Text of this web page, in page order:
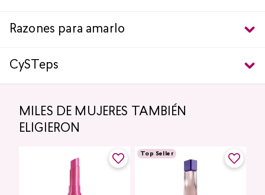
Razones para amarlo
CySTeps
MILES DE MUJERES TAMBIÉN
ELIGIERON
Top Seller